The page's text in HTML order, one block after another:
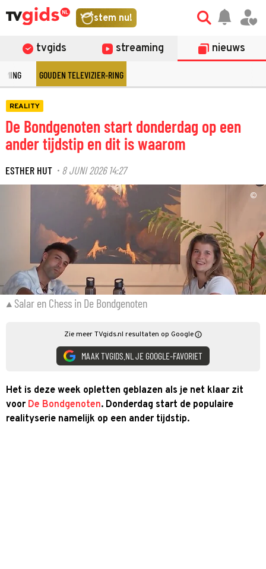
stem nu!
tvgids streaming nieuws
GOUDEN TELEVIZIER-RING
REALITY
De Bondgenoten start donderdag op een
ander tijdstip en dit is waarom
ESTHER HUT · 8 JUNI 2026 14:27
©
Salar en Chess in De Bondgenoten
Zie meer TVgids.nl resultaten op Google
MAAK TVGIDS.NL JE GOOGLE-FAVORIET
Het is deze week opletten geblazen als je net klaar zit
voor De Bondgenoten. Donderdag start de populaire
realityserie namelijk op een ander tijdstip.